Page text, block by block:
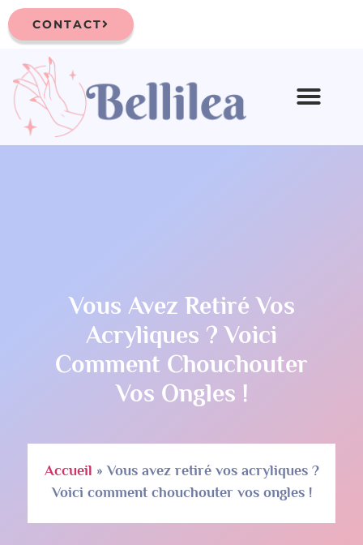
CONTACT
Vous Avez Retiré Vos
Acryliques ? Voici
Comment Chouchouter
Vos Ongles !
Accueil »Vous avez retiré vos acryliques ?
Voici comment chouchouter vos ongles !